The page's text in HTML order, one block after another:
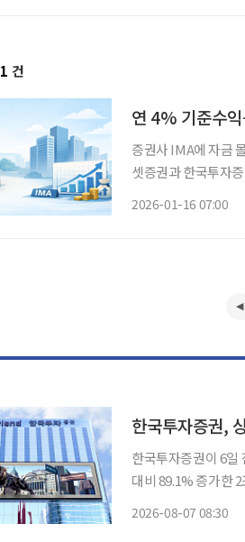
1 건
증권사 IMA에 자금 몰리는 이유 최근 금융시장에 새로운
셋증권과 한국투자
2026-01-16 07:00
한국투자증권,
한국투자증권이 6일
대비 89.1% 증가한
2026-08-07 08:30